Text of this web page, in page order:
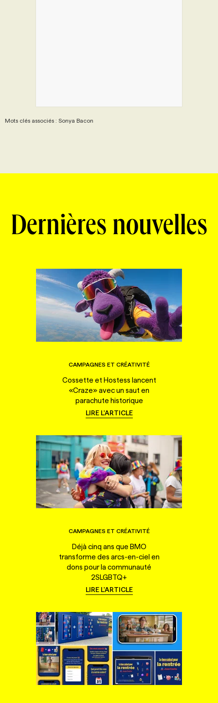
Mots clés associés : Sonya Bacon
Dernières nouvelles
CAMPAGNES ET CRÉATIVITÉ
Cossette et Hostess lancent
«Craze» avec un saut en
parachute historique
LIRE L'ARTICLE
CAMPAGNES ET CRÉATIVITÉ
Déjà cinq ans que BMO
transforme des arcs-en-ciel en
dons pour la communauté
2SLGBTQ+
LIRE L'ARTICLE